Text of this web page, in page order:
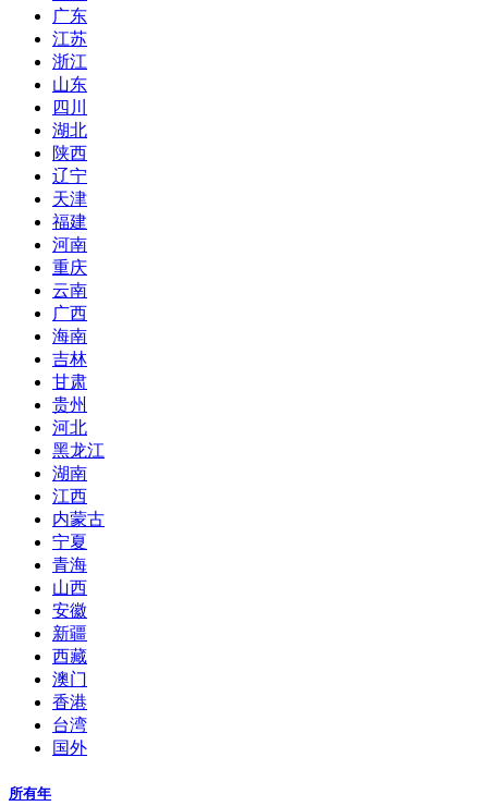
广东
江苏
浙江
山东
四川
湖北
陕西
辽宁
天津
福建
河南
重庆
云南
广西
海南
吉林
甘肃
贵州
河北
黑龙江
湖南
江西
内蒙古
宁夏
青海
山西
安徽
新疆
西藏
澳门
香港
台湾
国外
所有年